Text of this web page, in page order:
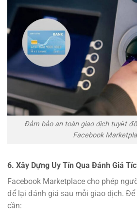
Đảm bảo an toàn giao dịch tuyệt
Facebook
6. Xây Dựng Uy Tín Qua Đánh Giá
Facebook Marketplace cho phép
để lại đánh giá sau mỗi giao dịch.
cần: